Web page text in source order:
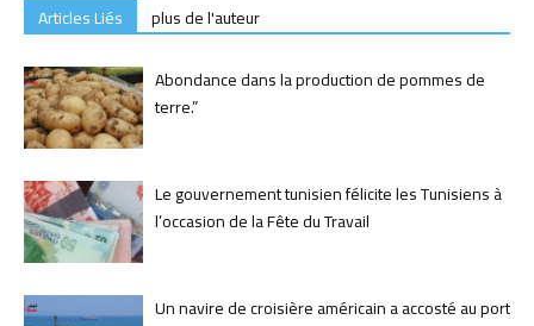
Articles Liés
plus de l'auteur
Abondance dans la production de pommes de
terre.”
Le gouvernement tunisien félicite les Tunisiens à
l’occasion de la Fête du Travail
Un navire de croisière américain a accosté au port